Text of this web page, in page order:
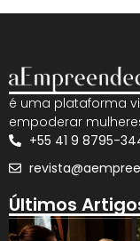
é uma plataforma
empoderar
+55 41 9 8795-
Últimos